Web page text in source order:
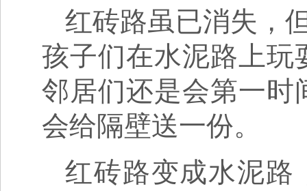
红砖路虽已消失，
孩子们在水泥路上玩
邻居们还是会第一时
会给隔壁送一份。
红砖路变成水泥路